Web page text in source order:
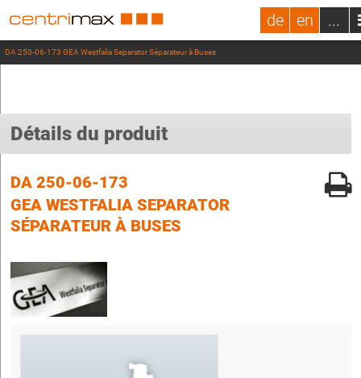
de en ...
DA 250-06-173 GEA Westfalia Separator Séparateur à Buses
Détails du produit
DA 250-06-173
GEA WESTFALIA SEPARATOR
SÉPARATEUR À BUSES